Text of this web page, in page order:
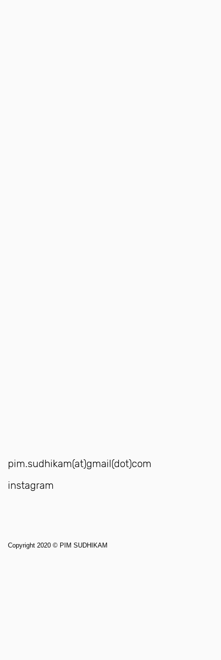
pim.sudhikam(at)gmail(dot)com
instagram
Copyright 2020 © PIM SUDHIKAM